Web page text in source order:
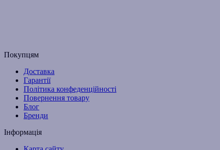
Покупцям
Доставка
Гарантії
Політика конфеденційності
Повернення товару
Блог
Бренди
Інформація